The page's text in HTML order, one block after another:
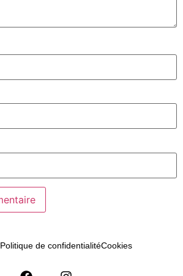
Politique de confidentialitéCookies